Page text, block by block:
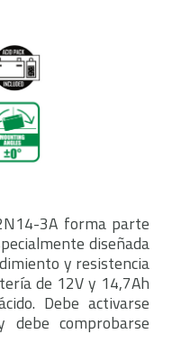
3Aforma parte
diseñada
y resistencia
de 12V y 14,7Ah
Debe activarse
comprobarse